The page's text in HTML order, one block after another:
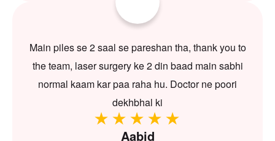
Main piles se 2 saal se pareshan tha, thank you to
the team, laser surgery ke 2 din baad main sabhi
normal kaam kar paa raha hu. Doctor ne poori
dekhbhal ki
Aabid